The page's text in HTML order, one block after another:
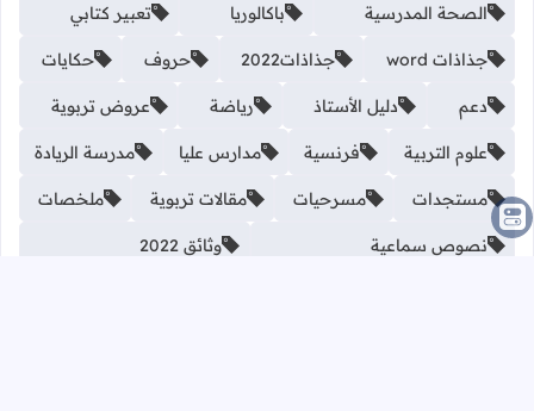
الصحة المدرسية باكالوريا تعبير كتابي
جذاذات word جذاذات2022 حروف حكايات
دعم دليل الأستاذ رياضة عروض تربوية
علوم التربية فرنسية مدارس عليا مدرسة الريادة
مستجدات مسرحيات مقالات تربوية ملخصات
نصوص سماعية وثائق 2022